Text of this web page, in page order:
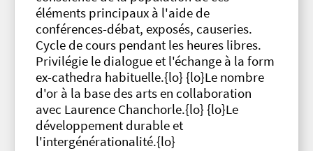
éléments principaux à l'aide de
conférences-débat, exposés, causeries.
Cycle de cours pendant les heures libres.
Privilégie le dialogue et l'échange à la form
ex-cathedra habituelle.{lo} {lo}Le nombre
d'or à la base des arts en collaboration
avec Laurence Chanchorle.{lo} {lo}Le
développement durable et
l'intergénérationalité.{lo}